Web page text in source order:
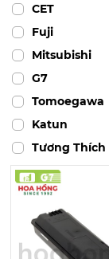
CET
Fuji
Mitsubishi
G7
Tomoegawa
Katun
Tương Thích